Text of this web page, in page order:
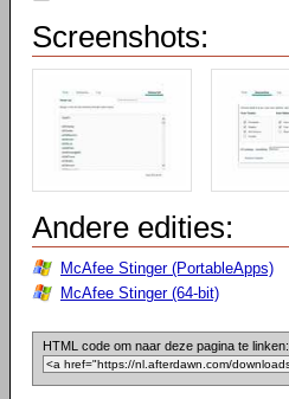
Screenshots:
Andere edities:
McAfee Stinger (PortableApps)
McAfee Stinger (64-bit)
HTML code om naar deze pagina te linken: